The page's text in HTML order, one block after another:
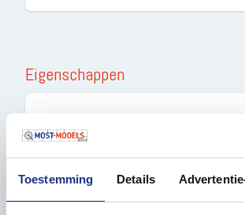
Toestemming Details
Eigenschappen